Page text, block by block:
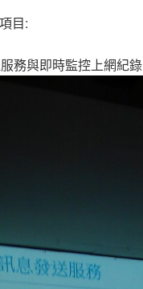
目:
務與即時監控上網紀錄